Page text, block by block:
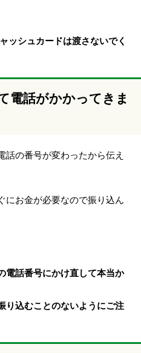
ッシュカードは渡さないでく
電話がかかってきま
話の番号が変わったから伝え
にお金が必要なので振り込ん
電話番号にかけ直して本当か
り込むことのないようにご注